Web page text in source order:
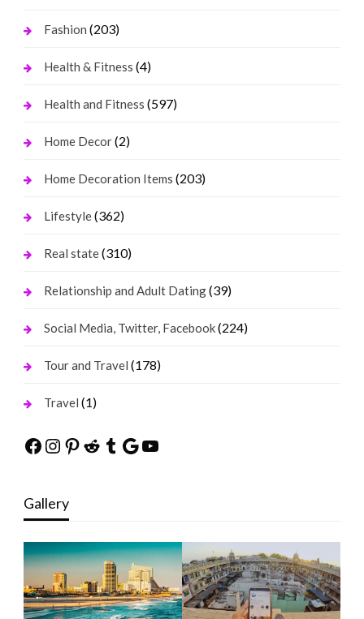
Fashion (203)
Health & Fitness (4)
Health and Fitness (597)
Home Decor(2)
Home Decoration Items (203)
Lifestyle(362)
Real state(310)
Relationship and Adult Dating(39)
Social Media, Twitter, Facebook(224)
Tour and Travel (178)
Travel (1)
Facebook
Instagram
Pinterest
Reddit
Tumblr
Google
YouTube
Gallery